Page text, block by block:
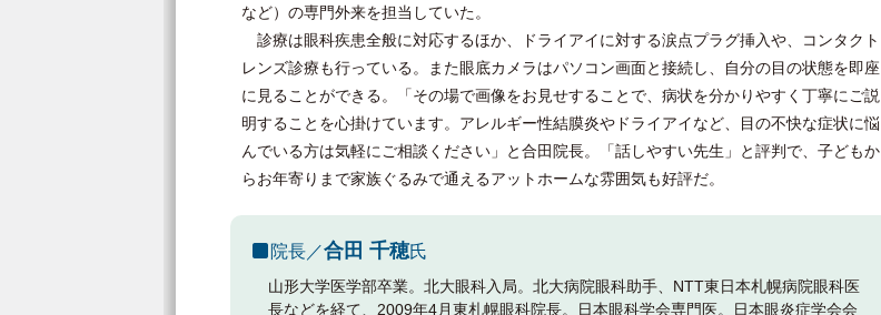
など）の専門外来を担当していた。
診療は眼科疾患全般に対応するほか、ドライアイに対する涙点プラグ挿入や、コンタクト
レンズ診療も行っている。また眼底カメラはパソコン画面と接続し、自分の目の状態を即座
に見ることができる。「その場で画像をお見せすることで、病状を分かりやすく丁寧にご説
明することを心掛けています。アレルギー性結膜炎やドライアイなど、目の不快な症状に悩
んでいる方は気軽にご相談ください」と合田院長。「話しやすい先生」と評判で、子どもか
らお年寄りまで家族ぐるみで通えるアットホームな雰囲気も好評だ。
院長／合田 千穂氏
山形大学医学部卒業。北大眼科入局。北大病院眼科助手、NTT東日本札幌病院眼科医
長などを経て、2009年4月東札幌眼科院長。日本眼科学会専門医。日本眼炎症学会会